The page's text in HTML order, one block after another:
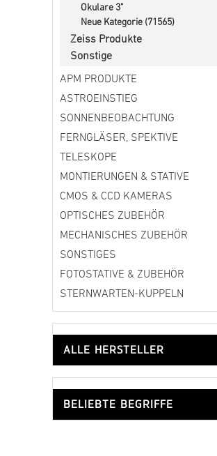
Okulare 3"
Neue Kategorie (71565)
Zeiss Produkte
Sonstige
APM PRODUKTE
ASTROEINSTIEG
SONNENBEOBACHTUNG
FERNGLÄSER, SPEKTIVE
TELESKOPE
MONTIERUNGEN & STATIVE
CMOS & CCD KAMERAS
OPTISCHES ZUBEHÖR
MECHANISCHES ZUBEHÖR
SONSTIGES
FOTOSTATIVE & ZUBEHÖR
STERNWARTEN-KUPPELN
ALLE HERSTELLER
BELIEBTE BEGRIFFE